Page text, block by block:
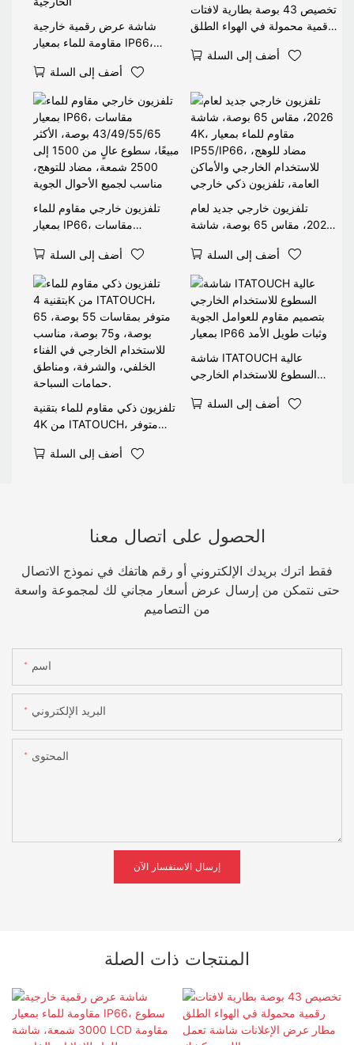
شاشة عرض رقمية خارجية
مقاومة للماء بمعيار IP66،
LCD مقاومة للماء للإعلانات
الخارجية
أضف إلى السلة
تخصيص 43 بوصة بطارية لافتات
رقمية محمولة في الهواء الطلق
تعمل باللمس كشك
أضف إلى السلة
تلفزيون خارجي مقاوم للماء
بمعيار IP66، مقاسات
مبيعًا، سطوع عالٍ من 1500 إلى
2500 شمعة، مضاد للتوهج،
مناسب لجميع الأحوال الجوية
أضف إلى السلة
تلفزيون خارجي جديد لعام
2026، مقاس 65 بوصة، شاشة
IP55/IP66، مضاد للوهج،
للاستخدام الخارجي والأماكن
العامة، تلفزيون ذكي خارجي
أضف إلى السلة
تلفزيون ذكي مقاوم للماء بتقنية
4K من ITATOUCH، متوفر
و75 بوصة، مناسب للاستخدام
أضف إلى السلة
شاشة ITATOUCH عالية
السطوع للاستخدام الخارجي
بمعيار IP66 وثبات طويل الأمدأضف إلى السلة
الحصول على اتصال معنا
فقط اترك بريدك الإلكتروني أو رقم هاتفك في نموذج الاتصال
حتى نتمكن من إرسال عرض أسعار مجاني لك لمجموعة واسعة
من التصاميم
اسم
البريد الإلكتروني
المحتوى
إرسال الاستفسار الآن
المنتجات ذات الصلة